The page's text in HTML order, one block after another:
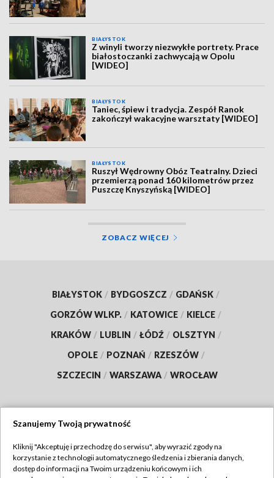
BIAŁYSTOK
Z winyli tworzy niezwykłe portrety. Prace
białostoczanki zachwycają w Opolu
[WIDEO]
BIAŁYSTOK
Taniec, śpiew i tradycja. Zespół Ranok
zakończył wakacyjne warsztaty [WIDEO]
BIAŁYSTOK
Ruszył Wędrowny Obóz Teatralny. Dzieci
przemierzą ponad 160 kilometrów przez
Puszczę Knyszyńską [WIDEO]
ZOBACZ WIĘCEJ
BIAŁYSTOK / BYDGOSZCZ / GDAŃSK /
GORZÓW WLKP. / KATOWICE / KIELCE /
KRAKÓW / LUBLIN / ŁÓDŹ / OLSZTYN /
OPOLE / POZNAŃ / RZESZÓW /
SZCZECIN / WARSZAWA / WROCŁAW
TVP
Szanujemy Twoją prywatność
Kliknij "Akceptuję i przechodzę do serwisu", aby wyrazić zgody na
korzystanie z technologii automatycznego śledzenia i zbierania danych,
dostęp do informacji na Twoim urządzeniu końcowym i ich